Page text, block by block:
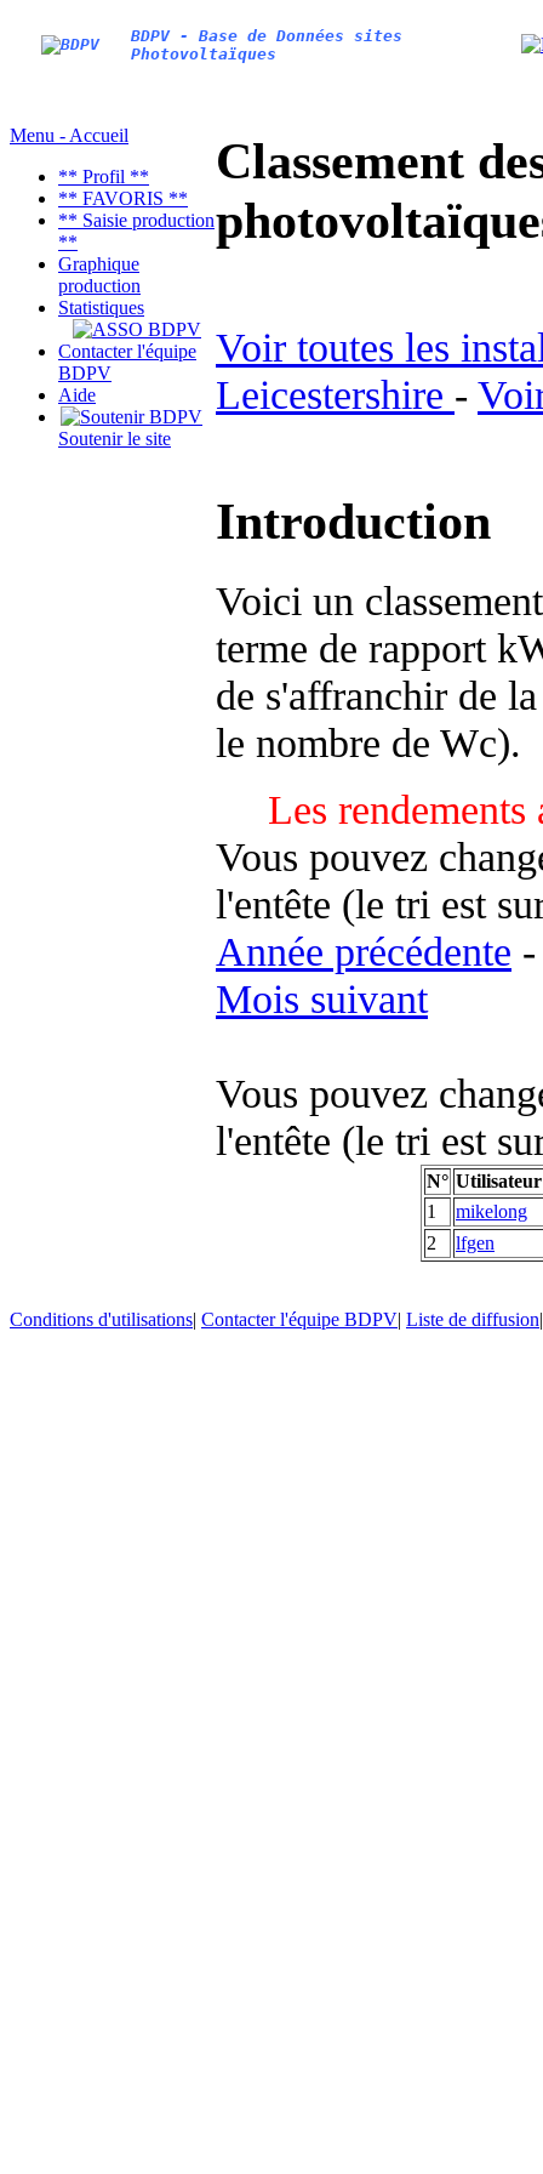
BDPV - Base de Données sites
Photovoltaïques
Menu - Accueil
** Profil **
** FAVORIS **
** Saisie production
**
Graphique
production
Statistiques
Contacter l'équipe
BDPV
Aide
Soutenir le site
Classement
Voir toutes les
Leicestershire -
Introduction
Voici un
terme de rapport
de s'affranchir de
le nombre de Wc).
Les
Vous pouvez
l'entête (le tri est
Année précédente -
Mois suivant
Vous pouvez
l'entête (le tri est
N° Utilisateur
1
mikelong
2
lfgen
Conditions d'utilisations| Contacter l'équipe BDPV| Liste de diffusion